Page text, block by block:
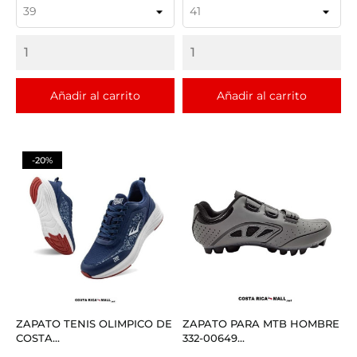
Añadir al carrito Añadir al carrito
ZAPATO TENIS OLIMPICO DE
COSTA...
-20%
ZAPATO PARA MTB HOMBRE
332-00649...